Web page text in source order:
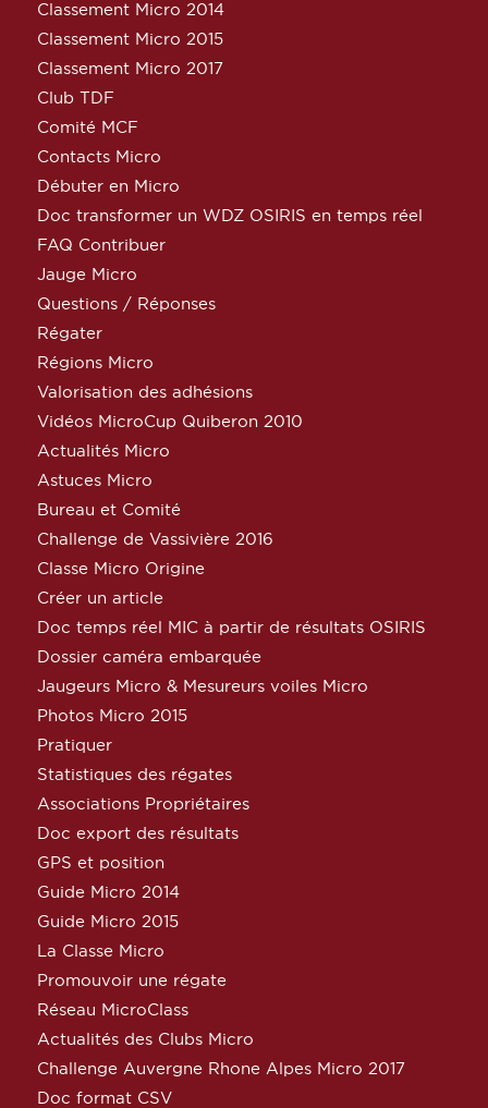
Classement Micro 2014
Classement Micro 2015
Classement Micro 2017
Club TDF
Comité MCF
Contacts Micro
Débuter en Micro
Doc transformer un WDZ OSIRIS en temps réel
FAQ Contribuer
Jauge Micro
Questions / Réponses
Régater
Régions Micro
Valorisation des adhésions
Vidéos MicroCup Quiberon 2010
Actualités Micro
Astuces Micro
Bureau et Comité
Challenge de Vassivière 2016
Classe Micro Origine
Créer un article
Doc temps réel MIC à partir de résultats OSIRIS
Dossier caméra embarquée
Jaugeurs Micro & Mesureurs voiles Micro
Photos Micro 2015
Pratiquer
Statistiques des régates
Associations Propriétaires
Doc export des résultats
GPS et position
Guide Micro 2014
Guide Micro 2015
La Classe Micro
Promouvoir une régate
Réseau MicroClass
Actualités des Clubs Micro
Challenge Auvergne Rhone Alpes Micro 2017
Doc format CSV